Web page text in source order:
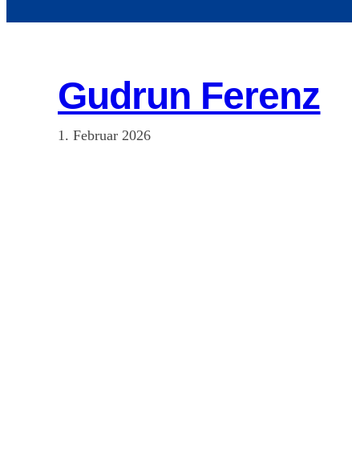
Gudrun Ferenz
1. Februar 2026